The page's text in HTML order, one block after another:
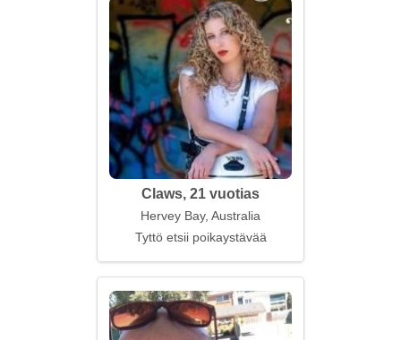
Claws, 21 vuotias
Hervey Bay, Australia
Tyttö etsii poikaystävää